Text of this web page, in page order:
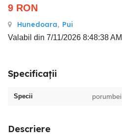
9 RON
Hunedoara, Pui
Valabil din 7/11/2026 8:48:38 AM
Specificații
Specii porumbei
Descriere